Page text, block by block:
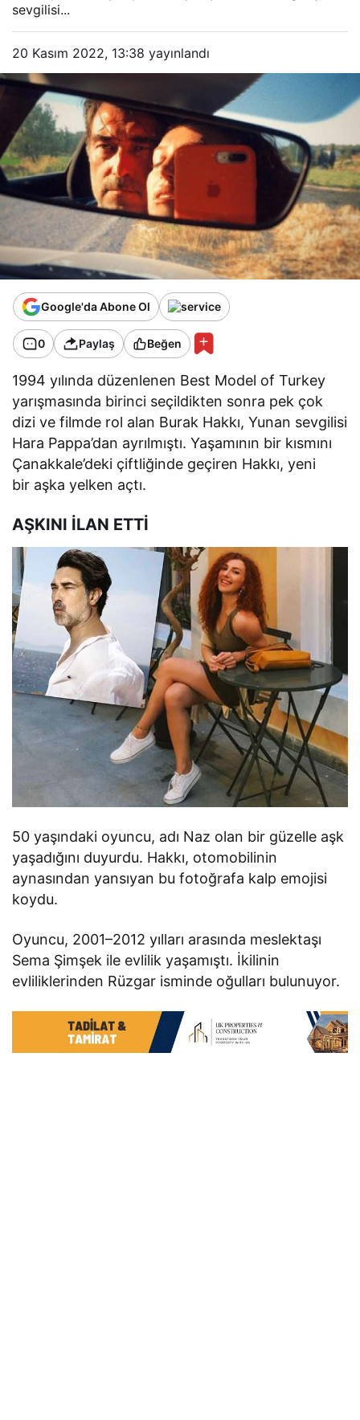
sevgilisi...
20 Kasım 2022, 13:38 yayınlandı
Google'da Abone Ol
0 Paylaş Beğen
1994 yılında düzenlenen Best Model of Turkey
yarışmasında birinci seçildikten sonra pek çok
dizi ve filmde rol alan Burak Hakkı, Yunan sevgilisi
Hara Pappa’dan ayrılmıştı. Yaşamının bir kısmını
Çanakkale’deki çiftliğinde geçiren Hakkı, yeni
bir aşka yelken açtı.
AŞKINI İLAN ETTİ
50 yaşındaki oyuncu, adı Naz olan bir güzelle aşk
yaşadığını duyurdu. Hakkı, otomobilinin
aynasından yansıyan bu fotoğrafa kalp emojisi
koydu.
Oyuncu, 2001–2012 yılları arasında meslektaşı
Sema Şimşek ile evlilik yaşamıştı. İkilinin
evliliklerinden Rüzgar isminde oğulları bulunuyor.